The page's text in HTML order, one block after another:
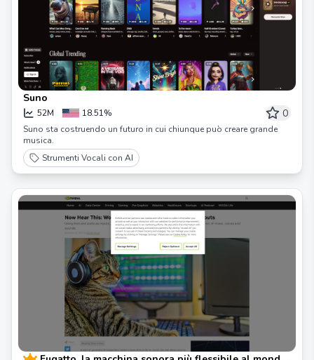
Suno
52M 18.51% 0
Suno sta costruendo un futuro in cui chiunque può creare grande
musica.
Strumenti Vocali con AI